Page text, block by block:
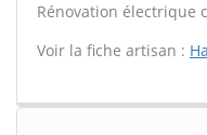
Rénovation électrique
Voir la fiche artisan :